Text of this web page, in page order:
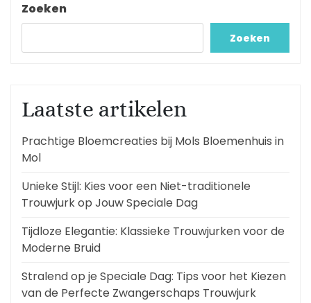
Zoeken
Zoeken
Laatste artikelen
Prachtige Bloemcreaties bij Mols Bloemenhuis in
Mol
Unieke Stijl: Kies voor een Niet-traditionele
Trouwjurk op Jouw Speciale Dag
Tijdloze Elegantie: Klassieke Trouwjurken voor de
Moderne Bruid
Stralend op je Speciale Dag: Tips voor het Kiezen
van de Perfecte Zwangerschaps Trouwjurk